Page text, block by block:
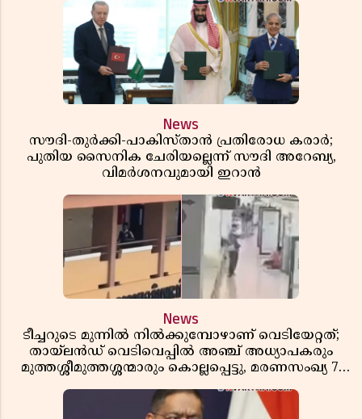
News
സൗദി-തുർക്കി-പാകിസ്താൻ പ്രതിരോധ കരാർ;
പുതിയ സൈനിക ചേരിയല്ലെന്ന് സൗദി അറേബ്യ,
വിമർശനവുമായി ഇറാൻ
News
ടീച്ചറുടെ മുന്നിൽ നിൽക്കുമ്പോഴാണ് വെടിയേറ്റത്;
തായ്‌ലൻഡ് വെടിവെപ്പിൽ അഞ്ച് അധ്യാപകരും
മുത്തശ്ശീമുത്തശ്ശന്മാരും കൊല്ലപ്പെട്ടു, മരണസംഖ്യ 7;